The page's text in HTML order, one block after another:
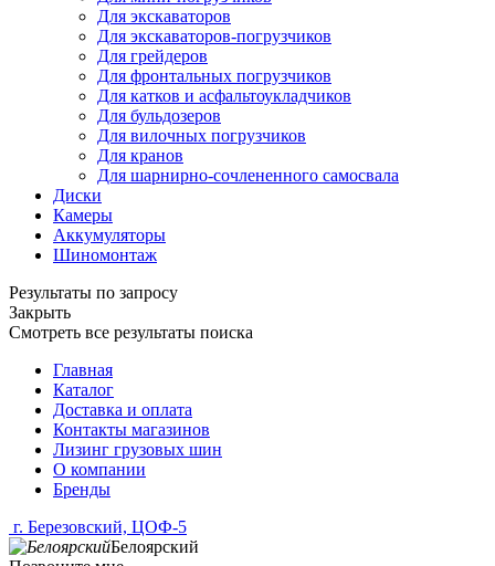
Для экскаваторов
Для экскаваторов-погрузчиков
Для грейдеров
Для фронтальных погрузчиков
Для катков и асфальтоукладчиков
Для бульдозеров
Для вилочных погрузчиков
Для кранов
Для шарнирно-сочлененного самосвала
Диски
Камеры
Аккумуляторы
Шиномонтаж
Результаты по запросу
Закрыть
Смотреть все результаты поиска
Главная
Каталог
Доставка и оплата
Контакты магазинов
Лизинг грузовых шин
О компании
Бренды
г. Березовский, ЦОФ-5
Белоярский